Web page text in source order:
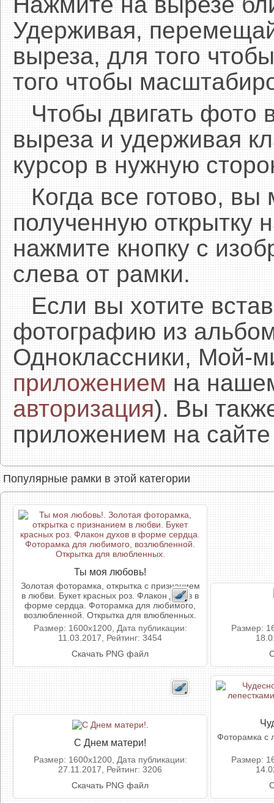
Удерживая,
выреза, для того
того чтобы
Чтобы двигать фото
выреза и удерживая
курсор в нужную
Когда все готово,
полученную открытку
нажмите кнопку с
слева от рамки.
Если вы хотите
фотографию из
Одноклассники, Мой-
приложениемна нашем
авторизация). Вы
приложением на сайте
Популярные рамки в этой категории
Ты моя любовь!
Золотая фоторамка, открытка с признанием
в любви. Букет красных роз. Флакон духов в
форме сердца. Фоторамка для любимого,
возлюбленной. Открытка для влюбленных.
Размер: 1600x1200, Дата публикации:
11.03.2017, Рейтинг: 3454
Скачать PNG файл
Размер:
С Днем матери!
Размер: 1600x1200, Дата публикации:
27.11.2017, Рейтинг: 3206
Скачать PNG файл
Фоторамка с
Размер: